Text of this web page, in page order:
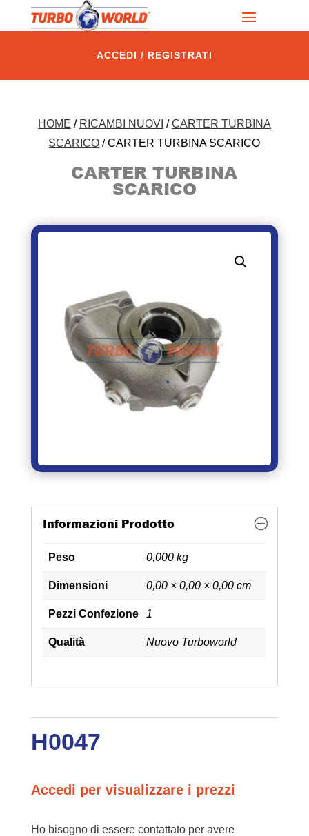
ACCEDI / REGISTRATI
HOME / RICAMBI NUOVI /CARTER TURBINA
SCARICO / CARTER TURBINA SCARICO
CARTER TURBINA
SCARICO
Informazioni Prodotto
Peso 0,000 kg
Dimensioni 0,00 × 0,00 × 0,00 cm
Pezzi Confezione 1
Qualità Nuovo Turboworld
H0047
Accedi per visualizzare i prezzi
Ho bisogno di essere contattato per avere